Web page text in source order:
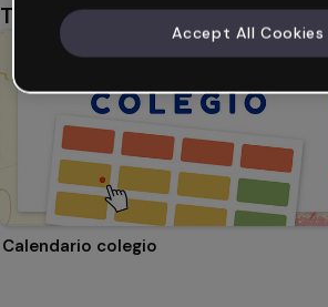
También te puede gustar
Calendario colegio
Accept All Cookies